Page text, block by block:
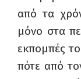
από τα
μόνο στα
εκπομπές
πότε από